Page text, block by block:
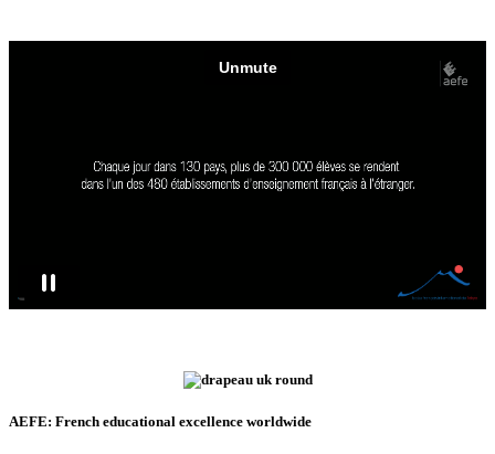
AEFE: French educational excellence worldwide